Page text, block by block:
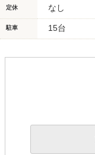
定休 なし
駐車 15台